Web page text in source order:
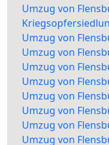
Umzug von
Umzug von
Umzug von
Umzug von
Umzug von
Umzug von
Umzug von
Umzug von
Umzug von